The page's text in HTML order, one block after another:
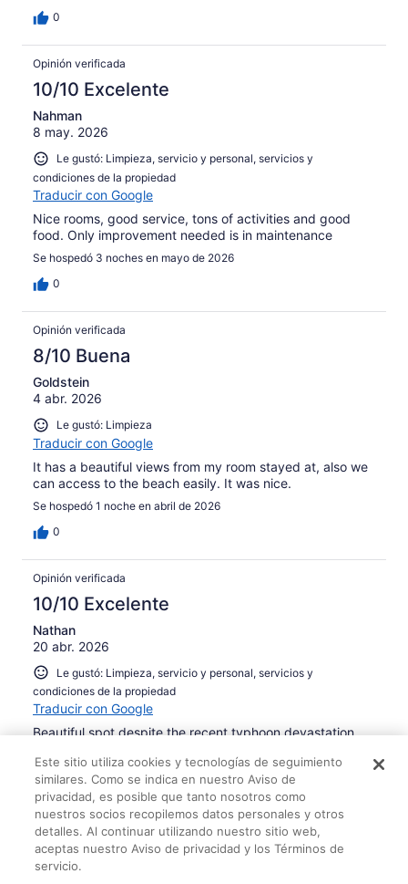
0
Opinión verificada
10/10 Excelente
Nahman
8 may. 2026
Le gustó: Limpieza, servicio y personal, servicios y
condiciones de la propiedad
Traducir con Google
Nice rooms, good service, tons of activities and good
food. Only improvement needed is in maintenance
Se hospedó 3 noches en mayo de 2026
0
Opinión verificada
8/10 Buena
Goldstein
4 abr. 2026
Le gustó: Limpieza
Traducir con Google
It has a beautiful views from my room stayed at, also we
can access to the beach easily. It was nice.
Se hospedó 1 noche en abril de 2026
0
Opinión verificada
10/10 Excelente
Nathan
20 abr. 2026
Le gustó: Limpieza, servicio y personal, servicios y
condiciones de la propiedad
Traducir con Google
Beautiful spot despite the recent typhoon devastation.
Se hospedó 1 noche en abril de 2026
0
Opinión verificada
8/10 Buena
Este sitio utiliza cookies y tecnologías de seguimiento
similares. Como se indica en nuestro Aviso de
privacidad, es posible que tanto nosotros como
nuestros socios recopilemos datos personales y otros
detalles. Al continuar utilizando nuestro sitio web,
aceptas nuestro Aviso de privacidad y los Términos de
servicio.